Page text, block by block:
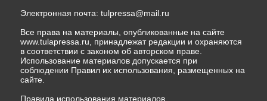
Электронная почта: tulpressa@mail.ru
Все права на материалы, опубликованные на сайте
www.tulapressa.ru, принадлежат редакции и охраняются
в соответствии с законом об авторском праве.
Использование материалов допускается при
соблюдении Правил их использования, размещенных на
сайте.
Правила использования материалов